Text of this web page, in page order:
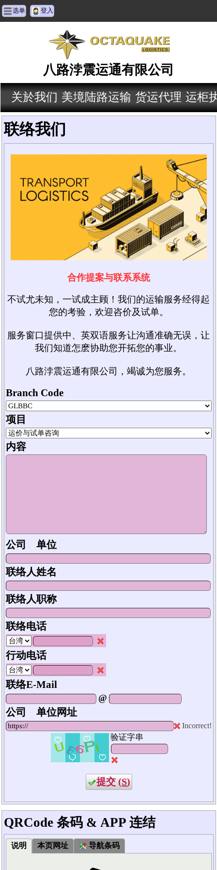
选单 登入
八路浡震运通有限公司
关於我们 美境陆路运输 货运代理 运柜
联络我们
合作提案与联系系统
不试尤未知，一试成主顾！我们的运输服务经得起
您的考验，欢迎咨价及试单。
服务窗口提供中、英双语服务让沟通准确无误，让
我们知道怎麽协助您开拓您的事业。
八路浡震运通有限公司，竭诚为您服务。
Branch Code
项目
内容
公司 单位
联络人姓名
联络人职称
联络电话
行动电话
联络E-Mail
@
公司 单位网址
Incorrect!
验证字串
提交 (S)
QRCode 条码 & APP 连结
说明 本页网址 导航条码